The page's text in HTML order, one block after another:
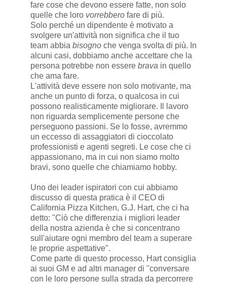
fare cose che devono essere fatte, non solo
quelle che loro vorrebberofare di più.
Solo perché un dipendente è motivato a
svolgere un'attività non significa che il tuo
team abbia bisogno che venga svolta di più. In
alcuni casi, dobbiamo anche accettare che la
persona potrebbe non essere brava in quello
che ama fare.
L'attività deve essere non solo motivante, ma
anche un punto di forza, o qualcosa in cui
possono realisticamente migliorare. Il lavoro
non riguarda semplicemente persone che
perseguono passioni. Se lo fosse, avremmo
un eccesso di assaggiatori di cioccolato
professionisti e agenti segreti. Le cose che ci
appassionano, ma in cui non siamo molto
bravi, sono quelle che chiamiamo hobby.
Uno dei leader ispiratori con cui abbiamo
discusso di questa pratica è il CEO di
California Pizza Kitchen, G.J. Hart, che ci ha
detto: "Ciò che differenzia i migliori leader
della nostra azienda è che si concentrano
sull'aiutare ogni membro del team a superare
le proprie aspettative".
Come parte di questo processo, Hart consiglia
ai suoi GM e ad altri manager di "conversare
con le loro persone sulla strada da percorrere